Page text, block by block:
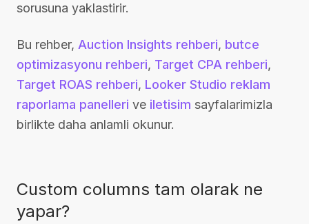
sorusuna yaklastirir.
Bu rehber, Auction Insights rehberi, butce
optimizasyonu rehberi, Target CPA rehberi,
Target ROAS rehberi, Looker Studio reklam
raporlama panelleri ve iletisim sayfalarimizla
birlikte daha anlamli okunur.
Custom columns tam olarak ne
yapar?